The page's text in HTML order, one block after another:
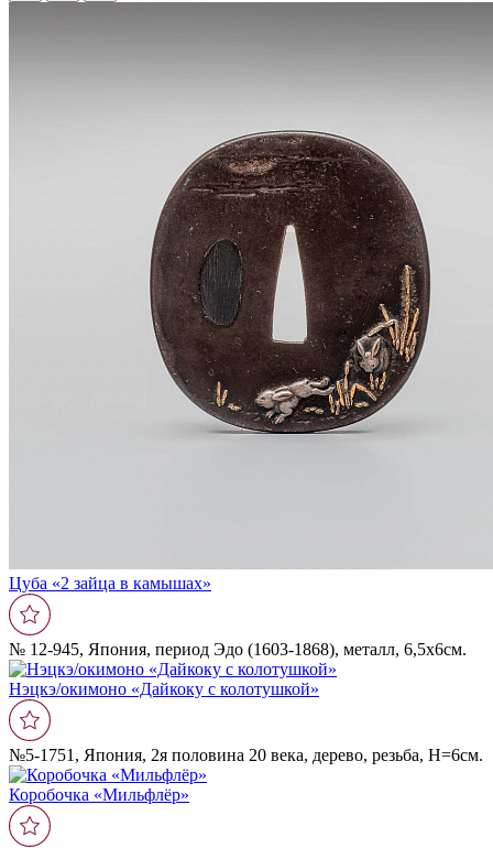
Цуба «2 зайца в камышах»
№ 12-945, Япония, период Эдо (1603-1868), металл, 6,5х6см.
Нэцкэ/окимоно «Дайкоку с колотушкой»
№5-1751, Япония, 2я половина 20 века, дерево, резьба, Н=6см.
Коробочка «Мильфлëр»